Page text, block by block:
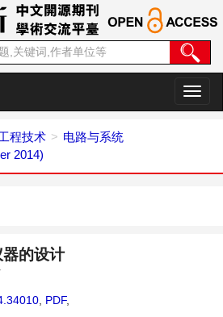
切
换
程技术
电路与系统
2014)
的设计
PDF,